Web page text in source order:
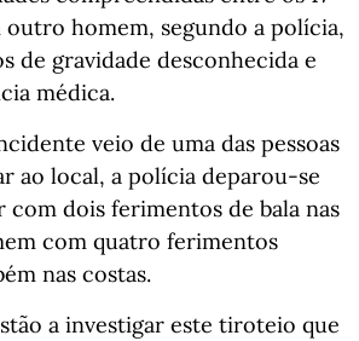
outro homem, segundo a polícia,
de gravidade desconhecida e
médica.
veio de uma das pessoas
ao local, a polícia deparou-se
com dois ferimentos de bala nas
com quatro ferimentos
nas costas.
a investigar este tiroteio que